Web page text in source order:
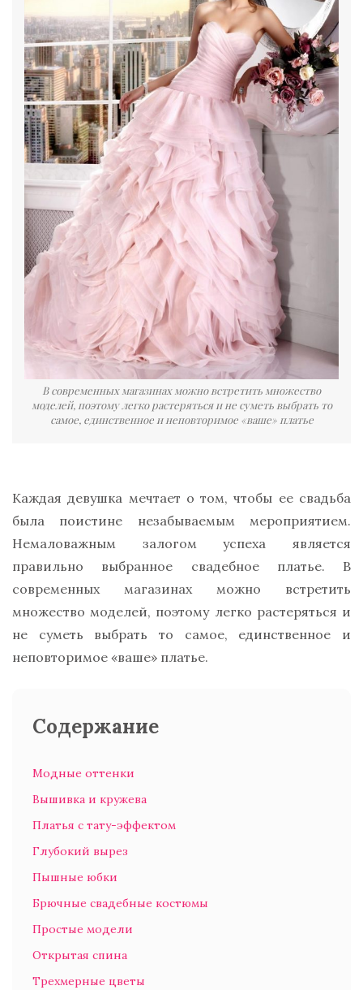
В современных магазинах можно встретить множество
моделей, поэтому легко растеряться и не суметь выбрать то
самое, единственное и неповторимое «ваше» платье
Каждая девушка мечтает о том, чтобы ее свадьба
была поистине незабываемым мероприятием.
Немаловажным залогом успеха является
правильно выбранное свадебное платье. В
современных магазинах можно встретить
множество моделей, поэтому легко растеряться и
не суметь выбрать то самое, единственное и
неповторимое «ваше» платье.
Содержание
Модные оттенки
Вышивка и кружева
Платья с тату-эффектом
Глубокий вырез
Пышные юбки
Брючные свадебные костюмы
Простые модели
Открытая спина
Трехмерные цветы